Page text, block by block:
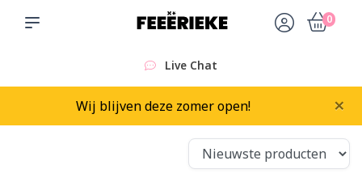
0
Live Chat
Wij blijven deze zomer open! ×